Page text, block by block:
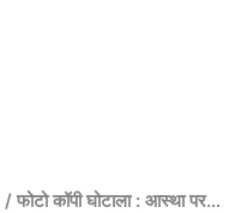
/ फोटो कॉपी घोटाला : आस्था पर